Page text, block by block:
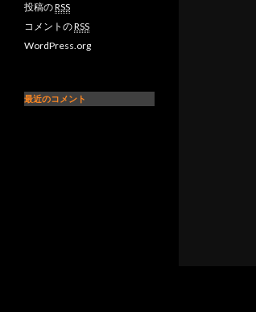
投稿のRSS
コメントのRSS
WordPress.org
最近のコメント